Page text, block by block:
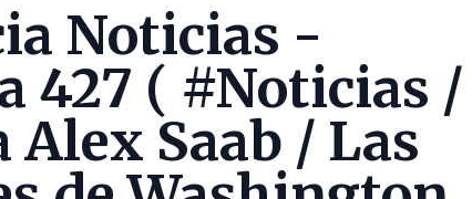
Noticias -
427 ( #Noticias /
Alex Saab / Las